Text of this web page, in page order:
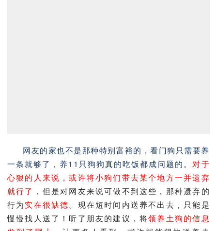
网友的家也不是那种特别富裕的，看门狗只需要养
一条就够了，养11只狗狗真的吃饭都成问题的。对于
心狠的人来说，或许将小狗们带去某个地方一并遗弃
就行了 ，但是对网友来说可做不到这些，那种遗弃的
行为实在很缺德。现在短时间内送养不出去，只能是
慢慢找人送了！听了朋友的建议，将领养土狗的信息